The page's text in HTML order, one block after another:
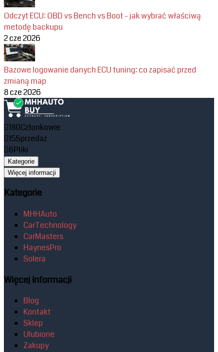
Odczyt ECU: OBD vs Bench vs Boot - jak wybrać właściwą
metodę backupu
2 cze 2026
Bazowe logowanie danych ECU tuning: co zapisać przed
zmianą map
8 cze 2026
180Członkowie
15Sprzedaż
6Pliki
Kategorie
Więcej informacji
Kategorie
MHHAuto
CarTechnology
CarMasters
HaynesPro
Solera
Więcej informacji
Blog
Kontakt
Sklep
Ulubione
Zakupy